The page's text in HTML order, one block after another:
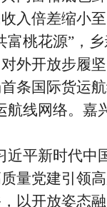
入倍差缩小至
桃花源”，
外开放步履坚
国际货运航
航线网络。嘉
近平新时代中
量党建引领
以开放姿态